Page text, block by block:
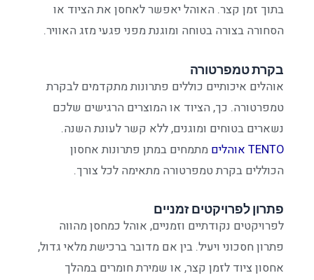
בתוך זמן קצר. האוהל יאפשר לאחסן את הציוד או
הסחורה בצורה בטוחה ומוגנת מפני פגעי מזג האוויר.
בקרת טמפרטורה
אוהלים איכותיים כוללים פתרונות מתקדמים לבקרת
טמפרטורה. כך, הציוד או המוצרים הרגישים שלכם
נשארים בטוחים ומוגנים, ללא קשר לעונת השנה.
TENTO אוהלים
מתמחים במתן פתרונות אחסון
הכוללים בקרת טמפרטורה מתאימה לכל צורך.
פתרון לפרויקטים זמניים
לפרויקטים נקודתיים וזמניים, אוהל כמחסן מהווה
פתרון חסכוני ויעיל. בין אם מדובר ברכישת מלאי גדול,
אחסון ציוד לזמן קצר, או שמירת חומרים במהלך